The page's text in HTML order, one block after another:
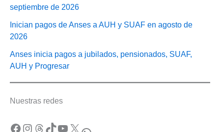
septiembre de 2026
Inician pagos de Anses a AUH y SUAF en agosto de
2026
Anses inicia pagos a jubilados, pensionados, SUAF,
AUH y Progresar
Nuestras redes
Facebook Instagram Threads TikTok YouTube X